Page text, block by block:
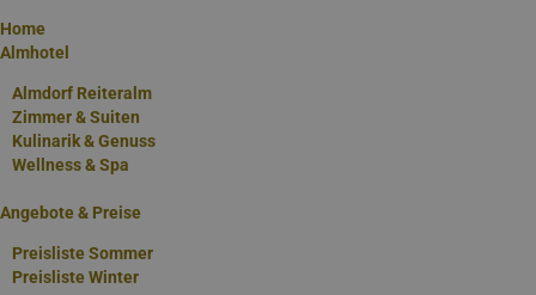
Home
Almhotel
Almdorf Reiteralm
Zimmer & Suiten
Kulinarik & Genuss
Wellness & Spa
Angebote & Preise
Preisliste Sommer
Preisliste Winter
Preise & Angebote im Almhotel Edelweiss